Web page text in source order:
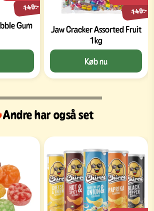
Gum
149:-
Jaw Cracker Assorted Fruit
1kg
149:-
Køb nu
Andre har også set